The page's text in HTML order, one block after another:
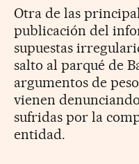
Otra de las
publicación del
supuestas
salto al parqué de
argumentos de
vienen
sufridas por la
entidad.